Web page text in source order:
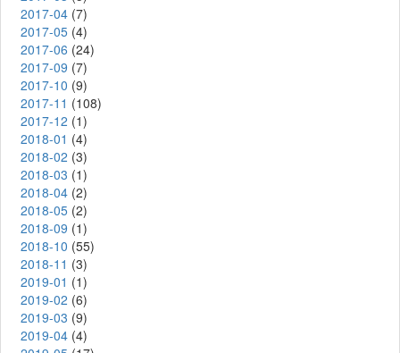
2017-04 (7)
2017-05 (4)
2017-06 (24)
2017-09 (7)
2017-10 (9)
2017-11 (108)
2017-12 (1)
2018-01 (4)
2018-02 (3)
2018-03 (1)
2018-04 (2)
2018-05 (2)
2018-09 (1)
2018-10 (55)
2018-11 (3)
2019-01 (1)
2019-02 (6)
2019-03 (9)
2019-04 (4)